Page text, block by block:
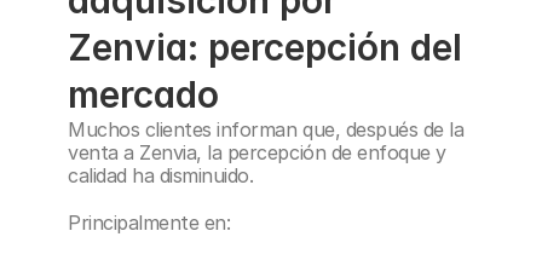
Zenvia: percepción del
mercado
Muchos clientes informan que, después de la
venta a Zenvia, la percepción de enfoque y
calidad ha disminuido.
Principalmente en: